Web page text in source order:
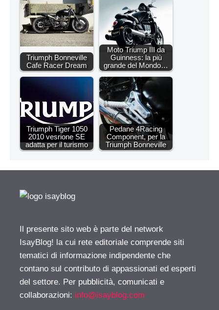
Triumph Bonneville
Cafe Racer Dream
Moto Triump III da
Guinness: la più
grande del Mondo…
Triumph Tiger 1050
2010 vesrione SE
adatta per il turismo
Pedane 4Racing
Component, per la
Triumph Bonneville
Il presente sito web è parte del network
IsayBlog! la cui rete editoriale comprende siti
tematici di informazione indipendente che
contano sul contributo di appassionati ed esperti
del settore. Per pubblicità, comunicati e
collaborazioni: info@isayblog.com